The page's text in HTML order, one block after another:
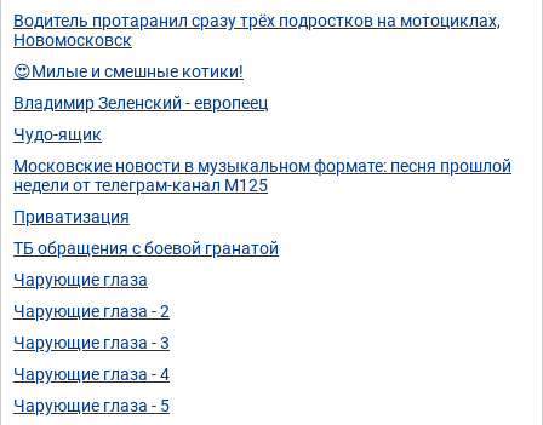
Водитель протаранил сразу трёх подростков на мотоциклах,
Новомосковск
😍Милые и смешные котики!
Владимир Зеленский - европеец
Чудо-ящик
Московские новости в музыкальном формате: песня прошлой
недели от телеграм-канал М125
Приватизация
ТБ обращения с боевой гранатой
Чарующие глаза
Чарующие глаза - 2
Чарующие глаза - 3
Чарующие глаза - 4
Чарующие глаза - 5